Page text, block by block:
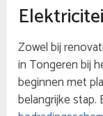
Zowel bij
in Tongeren bij
beginnen met
belangrijke